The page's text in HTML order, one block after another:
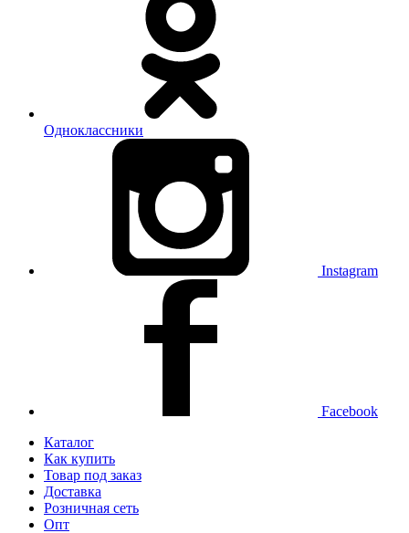
Одноклассники
Instagram
Facebook
Каталог
Как купить
Товар под заказ
Доставка
Розничная сеть
Опт